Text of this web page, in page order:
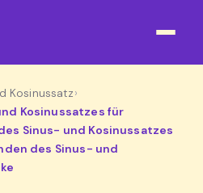
Kosinussatz›
Kosinussatzes für
Sinus- und Kosinussatzes
des Sinus- und